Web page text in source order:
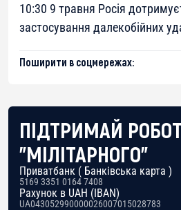
10:30 9 травня Росія
застосування далекобійних
Поширити в соцмережах:
ПІДТРИМАЙ
"МІЛІТАРНОГО"
Приватбанк ( Банківська карта )
5169 3351 0164 7408
Рахунок в UAH (IBAN)
UA043052990000026007015028783